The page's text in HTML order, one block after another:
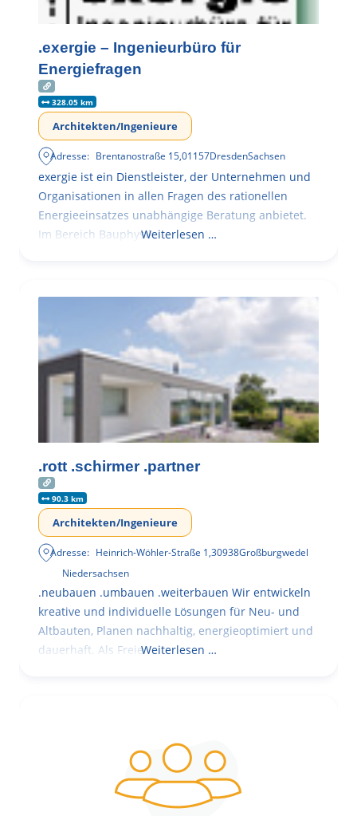
.exergie – Ingenieurbüro für
Energiefragen
328.05 km
Architekten/Ingenieure
Adresse: Brentanostraße 15,01157DresdenSachsen
exergie ist ein Dienstleister, der Unternehmen und
Organisationen in allen Fragen des rationellen
Energieeinsatzes unabhängige Beratung anbietet.
Im Bereich BauphysikWeiterlesen …
.rott .schirmer .partner
90.3 km
Architekten/Ingenieure
Adresse: Heinrich-Wöhler-Straße 1,30938Großburgwedel
Niedersachsen
.neubauen .umbauen .weiterbauen Wir entwickeln
kreative und individuelle Lösungen für Neu- und
Altbauten, Planen nachhaltig, energieoptimiert und
dauerhaft. Als FreieWeiterlesen …